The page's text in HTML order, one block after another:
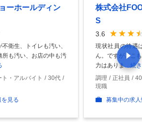
ーホールディン
衛生、トイレも汚い、
所も汚い、お店の中も汚
ト・アルバイト
30代
見る
株式会社
S
3.6
現状社員の待遇
ん。ですがどこ
力はありま
…続
調理
正社員
現職
募集中の求